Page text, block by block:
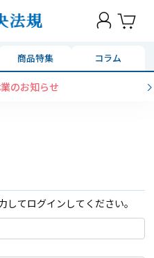
商品特集 コラム
のお知らせ
てログインしてください。